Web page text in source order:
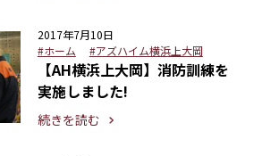
2017年7月10日
#ホーム
#アズハイム横浜上大岡
【AH横浜上大岡】消防訓練を
実施しました!
続きを読む